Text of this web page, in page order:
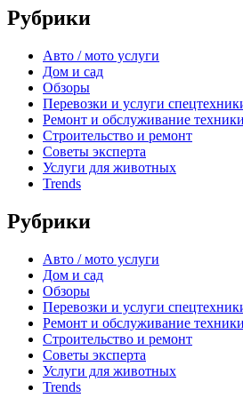
Рубрики
Авто / мото услуги
Дом и сад
Обзоры
Перевозки и услуги
Ремонт и обслуживание техники
Строительство и ремонт
Советы эксперта
Услуги для животных
Trends
Рубрики
Авто / мото услуги
Дом и сад
Обзоры
Перевозки и услуги
Ремонт и обслуживание техники
Строительство и ремонт
Советы эксперта
Услуги для животных
Trends